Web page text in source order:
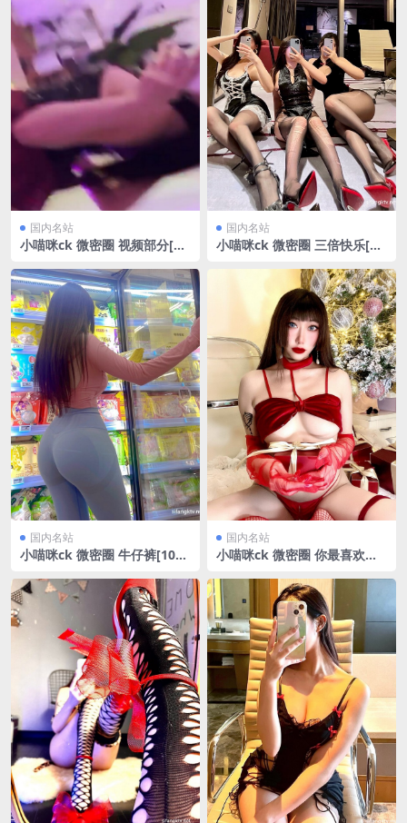
国内名站
小喵咪ck 微密圈 视频部分[17
国内名站
小喵咪ck 微密圈 三倍快乐[14
国内名站
小喵咪ck 微密圈 牛仔裤[10P/
国内名站
小喵咪ck 微密圈 你最喜欢的